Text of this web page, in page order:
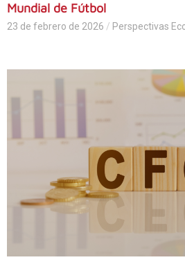
Mundial de Fútbol
23 de febrero de 2026 / Perspectivas